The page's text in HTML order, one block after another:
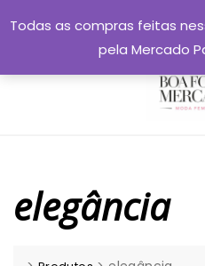
to
elegância
Todas as compras feitas
pela Mercado